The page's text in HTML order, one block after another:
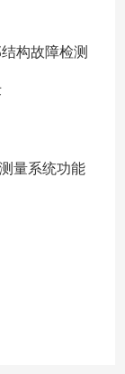
构故障检测
量系统功能